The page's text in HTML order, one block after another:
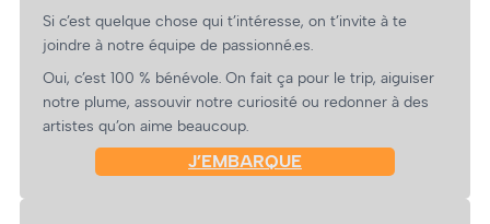
Si c’est quelque chose qui t’intéresse, on t’invite à te
joindre à notre équipe de passionné.es.
Oui, c’est 100 % bénévole. On fait ça pour le trip, aiguiser
notre plume, assouvir notre curiosité ou redonner à des
artistes qu’on aime beaucoup.
J’EMBARQUE